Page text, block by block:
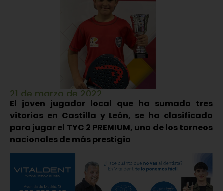
21 de marzo de 2022
El joven jugador local que ha sumado tres
vitorias en Castilla y León, se ha clasificado
para jugar el TYC 2 PREMIUM, uno de los torneos
nacionales de más prestigio